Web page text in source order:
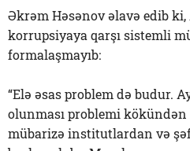
Əkrəm Həsənov əlavə edib ki,
korrupsiyaya qarşı sistemli
formalaşmayıb:
“Elə əsas problem də budur.
olunması problemi
mübarizə institutlardan və